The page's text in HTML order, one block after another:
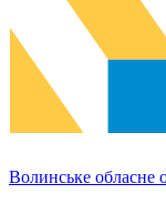
Волинське обласне